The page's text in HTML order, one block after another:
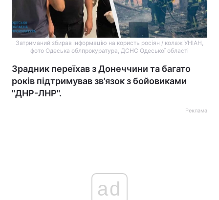
Затриманий збирав інформацію на користь росіян / колаж УНІАН,
фото Одеська облпрокуратура, ДСНС Одеської області
Зрадник переїхав з Донеччини та багато
років підтримував зв’язок з бойовиками
"ДНР-ЛНР".
Реклама
ad